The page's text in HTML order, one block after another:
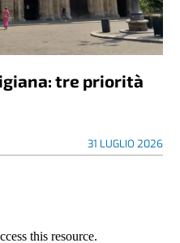
tre priorità
31 LUGLIO 2026